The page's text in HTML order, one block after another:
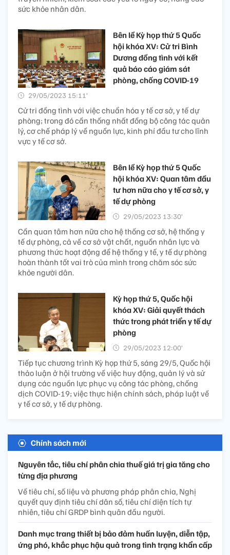
sức khỏe nhân dân.
Bên lề Kỳ họp thứ 5 Quốc
hội khóa XV: Cử tri Bình
Dương đồng tình với kết
quả báo cáo giám sát
phòng, chống COVID-19
29/05/2023 15:11’
Cử tri đồng tình với việc chuẩn hóa y tế cơ sở, y tế dự
phòng; trong đó cần thống nhất đồng bộ công tác quản
lý, cơ chế pháp lý về nguồn lực, kinh phí đầu tư cho lĩnh
vực y tế cơ sở.
Bên lề Kỳ họp thứ 5 Quốc
hội khóa XV: Quan tâm đầu
tư hơn nữa cho y tế cơ sở, y
tế dự phòng
29/05/2023 13:30’
Cần quan tâm hơn nữa cho hệ thống cơ sở, hệ thống y
tế dự phòng, cả về cơ sở vật chất, nguồn nhân lực và
phương thức hoạt động để hệ thống y tế, y tế dự phòng
hoàn thành tốt vai trò của mình trong chăm sóc sức
khỏe người dân.
Kỳ họp thứ 5, Quốc hội
khóa XV: Giải quyết thách
thức trong phát triển y tế dự
phòng
29/05/2023 12:00’
Tiếp tục chương trình Kỳ họp thứ 5, sáng 29/5, Quốc hội
thảo luận ở hội trường về việc huy động, quản lý và sử
dụng các nguồn lực phục vụ công tác phòng, chống
dịch COVID-19; việc thực hiện chính sách, pháp luật về
y tế cơ sở, y tế dự phòng.
Chính sách mới
Nguyên tắc, tiêu chí phân chia thuế giá trị gia tăng cho
từng địa phương
Về tiêu chí, số liệu và phương pháp phân chia, Nghị
quyết quy định tiêu chí dân số, tiêu chí diện tích tự
nhiên, tiêu chí GRDP bình quân đầu người.
Danh mục trang thiết bị bảo đảm huấn luyện, diễn tập,
ứng phó, khắc phục hậu quả trong tình trạng khẩn cấp